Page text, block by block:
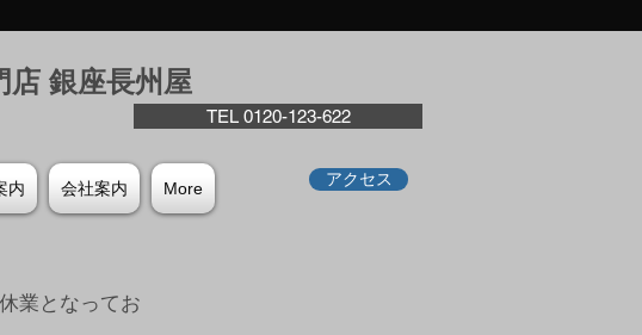
店 銀座⻑州屋
TEL 0120-123-622
内 会社案内 More アクセス
業となってお